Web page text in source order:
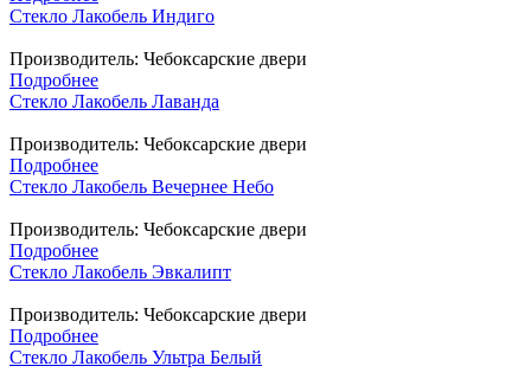
Стекло Лакобель Индиго
Производитель: Чебоксарские двери
Подробнее
Стекло Лакобель Лаванда
Производитель: Чебоксарские двери
Подробнее
Стекло Лакобель Вечернее Небо
Производитель: Чебоксарские двери
Подробнее
Стекло Лакобель Эвкалипт
Производитель: Чебоксарские двери
Подробнее
Стекло Лакобель Ультра Белый